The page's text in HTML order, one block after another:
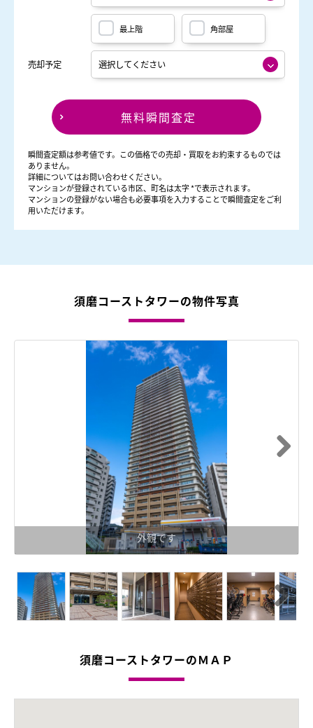
最上階 角部屋
売却予定
無料瞬間査定
瞬間査定額は参考値です。この価格での売却・買取をお約束するものでは
ありません。
詳細についてはお問い合わせください。
マンションが登録されている市区、町名は太字 *で表示されます。
マンションの登録がない場合も必要事項を入力することで瞬間査定をご利
用いただけます。
須磨コーストタワーの物件写真
外観です
Next
須磨コーストタワーのＭＡＰ